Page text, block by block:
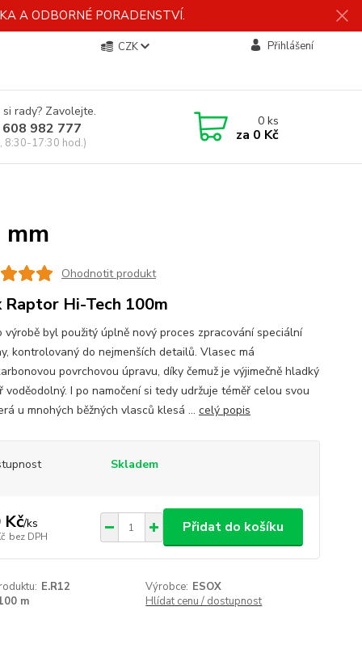
A ODBORNÉ PORADENSTVÍ.
CZK Přihlášení
rady? Zavolejte.
982 777
8:30-17:30 hod.)
0ks
za 0 Kč
mm
Ohodnotit produkt
Raptor Hi-Tech 100m
výrobě byl použitý úplně nový proces zpracování speciální
kontrolovaný do nejmenších detailů. Vlasec má
povrchovou úpravu, díky čemuž je výjimečně hladký
voděodolný. I po namočení si tedy udržuje téměř celou svou
u mnohých běžných vlasců klesá ... celý popis
Skladem
Kč/ks
bez DPH
Přidat do košíku
E.R12 Výrobce: ESOX
m Hlídat cenu / dostupnost